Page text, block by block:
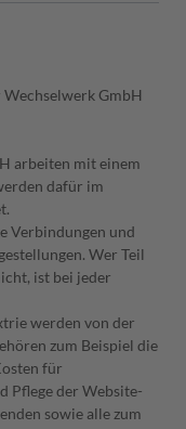
GmbH
arbeiten mit einem
dafür im
Verbindungen und
Wer Teil
ist bei jeder
werden von der
zum Beispiel die
für
Pflege der Website-
sowie alle zum